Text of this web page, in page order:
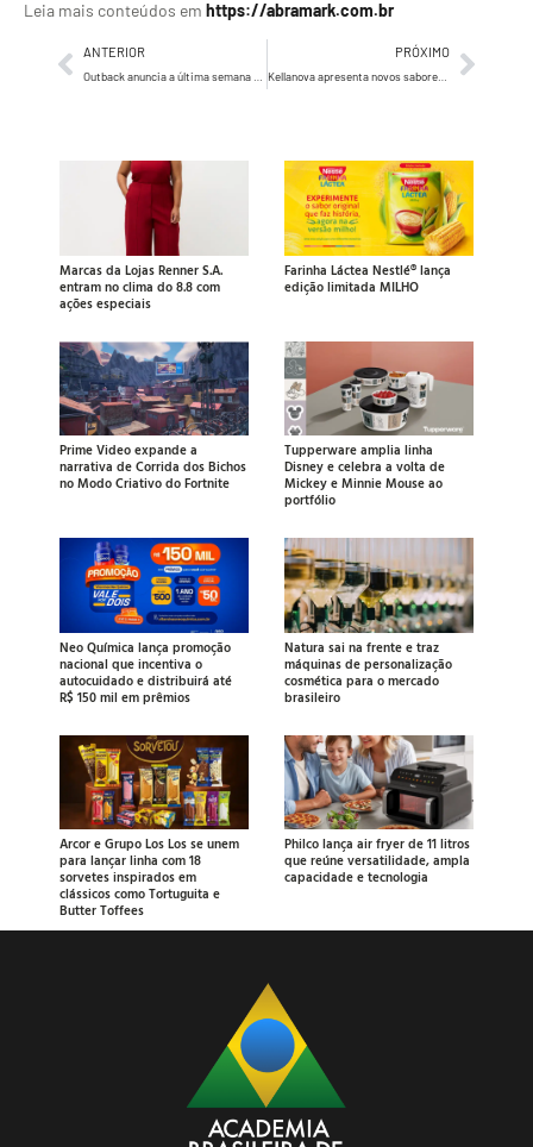
Leia mais conteúdos em https://abramark.com.br
ANTERIOR PRÓXIMO
Kellanova apresenta novos sabores de refresco Trink®
Marcas da Lojas Renner S.A.
entram no clima do 8.8 com
ações especiais
Farinha Láctea Nestlé® lança
edição limitada MILHO
Prime Video expande a
narrativa de Corrida dos Bichos
no Modo Criativo do Fortnite
Tupperware amplia linha
Disney e celebra a volta de
Mickey e Minnie Mouse ao
portfólio
Neo Química lança promoção
nacional que incentiva o
autocuidado e distribuirá até
R$ 150 mil em prêmios
Natura sai na frente e traz
máquinas de personalização
cosmética para o mercado
brasileiro
Arcor e Grupo Los Los se unem
para lançar linha com 18
sorvetes inspirados em
clássicos como Tortuguita e
Butter Toffees
Philco lança air fryer de 11 litros
que reúne versatilidade, ampla
capacidade e tecnologia